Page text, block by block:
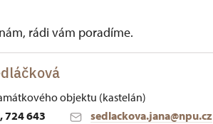
rádi vám poradíme.
objektu (kastelán)
724 643
sedlackova.jana@npu.cz